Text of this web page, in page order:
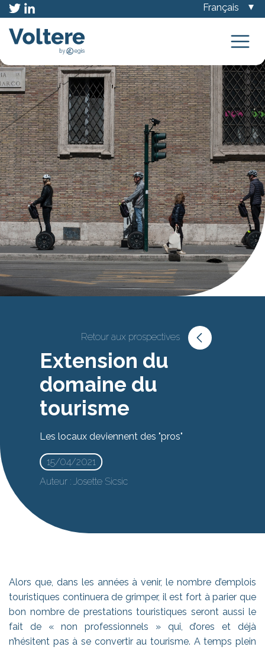
Choisir
une
langue
Retour aux prospectives
Extension du
domaine du
tourisme
Les locaux deviennent des "pros"
15/04/2021
Auteur : Josette Sicsic
Alors que, dans les années à venir, le nombre d’emplois
touristiques continuera de grimper, il est fort à parier que
bon nombre de prestations touristiques seront aussi le
fait de « non professionnels » qui, d’ores et déjà
n’hésitent pas à se convertir au tourisme. A temps plein